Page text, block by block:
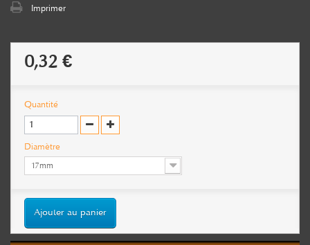
Imprimer
0,32 €
Quantité
Diamètre
17mm
Ajouter au panier